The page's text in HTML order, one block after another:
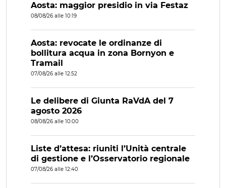
Aosta: maggior presidio in via Festaz
08/08/26 alle 10:19
Aosta: revocate le ordinanze di
bollitura acqua in zona Bornyon e
Tramail
07/08/26 alle 12:52
Le delibere di Giunta RaVdA del 7
agosto 2026
08/08/26 alle 10:00
Liste d’attesa: riuniti l’Unità centrale
di gestione e l’Osservatorio regionale
07/08/26 alle 12:40